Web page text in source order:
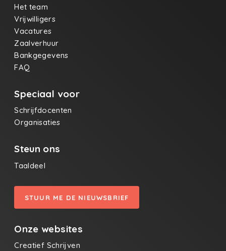
Het team
Vrijwilligers
Vacatures
Zaalverhuur
Bankgegevens
FAQ
Speciaal voor
Schrijfdocenten
Organisaties
Steun ons
Taaldeel
STUUR ME DE NIEUWSBRIEF
Onze websites
Creatief Schrijven